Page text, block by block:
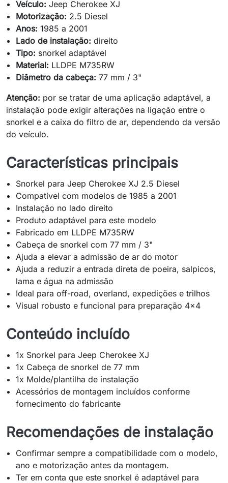
Veículo: Jeep Cherokee XJ
Motorização: 2.5 Diesel
Anos: 1985 a 2001
Lado de instalação: direito
Tipo: snorkel adaptável
Material: LLDPE M735RW
Diâmetro da cabeça: 77 mm / 3"
Atenção: por se tratar de uma aplicação adaptável, a
instalação pode exigir alterações na ligação entre o
snorkel e a caixa do filtro de ar, dependendo da versão
do veículo.
Características principais
Snorkel para Jeep Cherokee XJ 2.5 Diesel
Compatível com modelos de 1985 a 2001
Instalação no lado direito
Produto adaptável para este modelo
Fabricado em LLDPE M735RW
Cabeça de snorkel com 77 mm / 3"
Ajuda a elevar a admissão de ar do motor
Ajuda a reduzir a entrada direta de poeira, salpicos,
lama e água na admissão
Ideal para off-road, overland, expedições e trilhos
Visual robusto e funcional para preparação 4x4
Conteúdo incluído
1x Snorkel para Jeep Cherokee XJ
1x Cabeça de snorkel de 77 mm
1x Molde/plantilha de instalação
Acessórios de montagem incluídos conforme
fornecimento do fabricante
Recomendações de instalação
Confirmar sempre a compatibilidade com o modelo,
ano e motorização antes da montagem.
Ter em conta que este snorkel é adaptável para